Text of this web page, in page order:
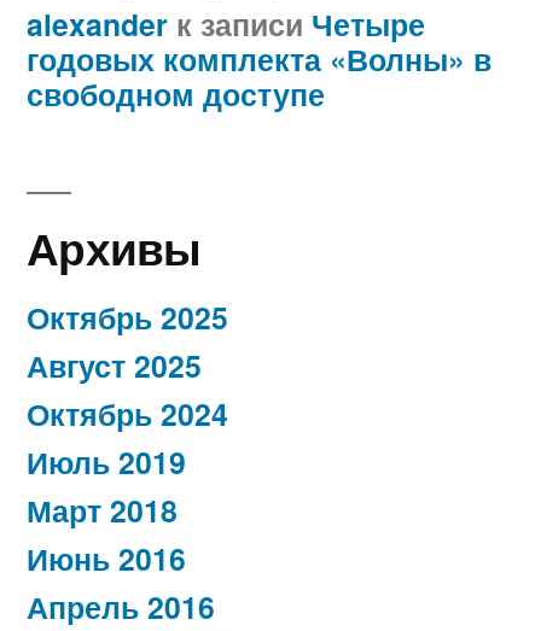
alexander к записи Четыре
годовых комплекта «Волны» в
свободном доступе
Архивы
Октябрь 2025
Август 2025
Октябрь 2024
Июль 2019
Март 2018
Июнь 2016
Апрель 2016